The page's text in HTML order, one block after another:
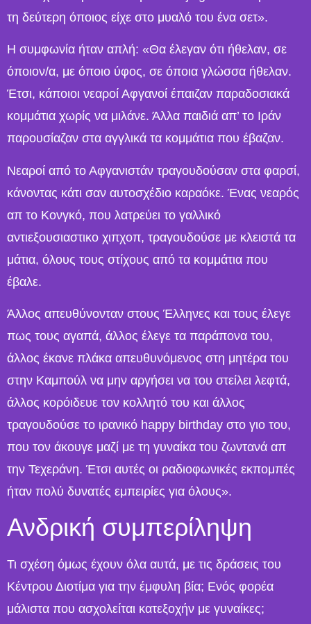
τη δεύτερη όποιος είχε στο μυαλό του ένα σετ».
Η συμφωνία ήταν απλή: «Θα έλεγαν ότι ήθελαν, σε
όποιον/α, με όποιο ύφος, σε όποια γλώσσα ήθελαν.
Έτσι, κάποιοι νεαροί Αφγανοί έπαιζαν παραδοσιακά
κομμάτια χωρίς να μιλάνε. Άλλα παιδιά απ’ το Ιράν
παρουσίαζαν στα αγγλικά τα κομμάτια που έβαζαν.
Νεαροί από το Αφγανιστάν τραγουδούσαν στα φαρσί,
κάνοντας κάτι σαν αυτοσχέδιο καραόκε. Ένας νεαρός
απ το Κονγκό, που λατρεύει το γαλλικό
αντιεξουσιαστικο χιπχοπ, τραγουδούσε με κλειστά τα
μάτια, όλους τους στίχους από τα κομμάτια που
έβαλε.
Άλλος απευθύνονταν στους Έλληνες και τους έλεγε
πως τους αγαπά, άλλος έλεγε τα παράπονα του,
άλλος έκανε πλάκα απευθυνόμενος στη μητέρα του
στην Καμπούλ να μην αργήσει να του στείλει λεφτά,
άλλος κορόιδευε τον κολλητό του και άλλος
τραγουδούσε το ιρανικό happy birthday στο γιο του,
που τον άκουγε μαζί με τη γυναίκα του ζωντανά απ
την Τεχεράνη. Έτσι αυτές οι ραδιοφωνικές εκπομπές
ήταν πολύ δυνατές εμπειρίες για όλους».
Ανδρική συμπερίληψη
Τι σχέση όμως έχουν όλα αυτά, με τις δράσεις του
Κέντρου Διοτίμα για την έμφυλη βία; Ενός φορέα
μάλιστα που ασχολείται κατεξοχήν με γυναίκες;